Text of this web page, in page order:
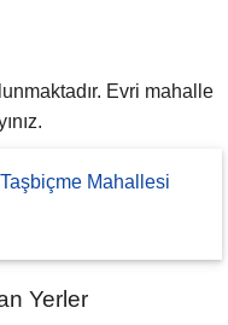
Evri mahalle
Taşbiçme Mahallesi
Yerler